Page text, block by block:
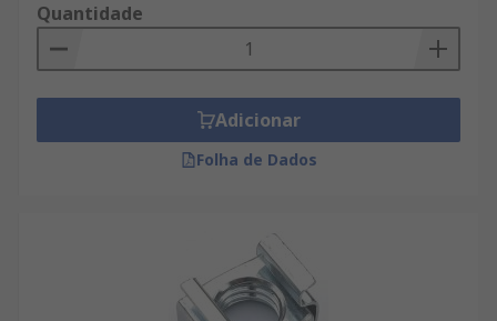
Quantidade
Adicionar
Folha de Dados